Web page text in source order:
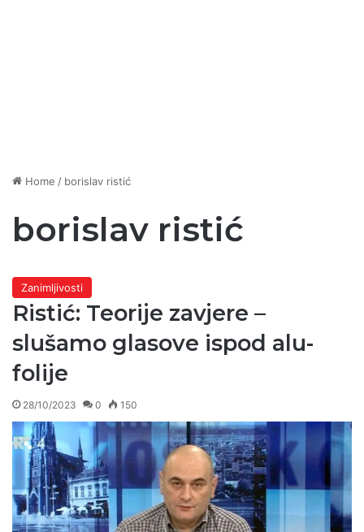
Home / borislav ristić
borislav ristić
Zanimljivosti
Ristić: Teorije zavjere –
slušamo glasove ispod alu-
folije
28/10/2023 0 150